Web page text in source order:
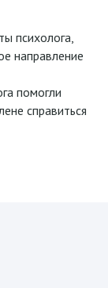
психолога,
направление
помогли
справиться